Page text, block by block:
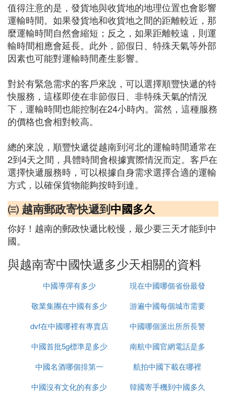
值得注意的是，發貨地與收貨地的地理位置也會影響
運輸時間。如果發貨地和收貨地之間的距離較近，那
麼運輸時間自然會縮短；反之，如果距離較遠，則運
輸時間相應會延長。此外，節假日、特殊天氣等外部
因素也可能對運輸時間產生影響。
對於有緊急需求的客戶來說，可以選擇順豐快遞的特
快服務，這樣即使在非節假日、非特殊天氣的情況
下，運輸時間也能控制在24小時內。當然，這種服務
的價格也會相對較高。
總的來說，順豐快遞從越南到河北的運輸時間通常在
2到4天之間，具體時間會根據實際情況而定。客戶在
選擇快遞服務時，可以根據自身需求選擇合適的運輸
方式，以確保貨物能夠按時到達。
㈢ 越南郵政寄快遞到中國多久
你好！越南的郵政快遞比較慢，最少要三天才能到中
國。
與越南寄中國快遞多少天相關的資料
中國導彈有多少
現在中國哪個省份最發
達
敬業集團在中國有多少
辦事處
游遍中國每個城市需要
多久
dvf在中國哪裡有專賣店
中國哪個派出所所長警
銜最高
中國首批5g標準是多少
南航中國官網電話是多
少錢
中國名酒哪個排第一
航拍中國下載在哪裡
中國沒有文化的有多少
韓國寄手機到中國多久